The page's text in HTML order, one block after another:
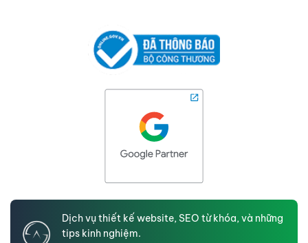
Dịch vụ thiết kế website, SEO từ khóa, và những
tips kinh nghiệm.